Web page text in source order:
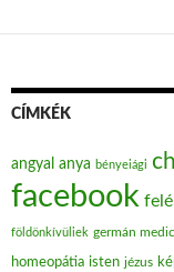
CÍMKÉK
angyal anya bényeiági
facebook
földönkívüliek germán
homeopátia isten jézus